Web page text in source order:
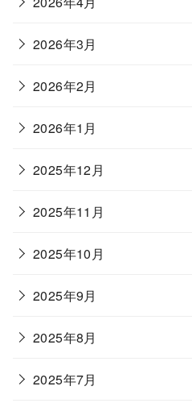
2026年3月
2026年2月
2026年1月
2025年12月
2025年11月
2025年10月
2025年9月
2025年8月
2025年7月